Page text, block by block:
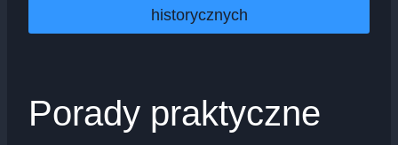
historycznych
Porady praktyczne